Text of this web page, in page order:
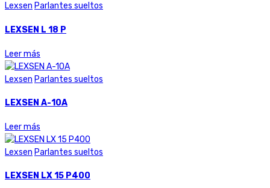
Lexsen Parlantes sueltos
LEXSEN L 18 P
Leer más
Lexsen Parlantes sueltos
LEXSEN A-10A
Leer más
Lexsen Parlantes sueltos
LEXSEN LX 15 P400